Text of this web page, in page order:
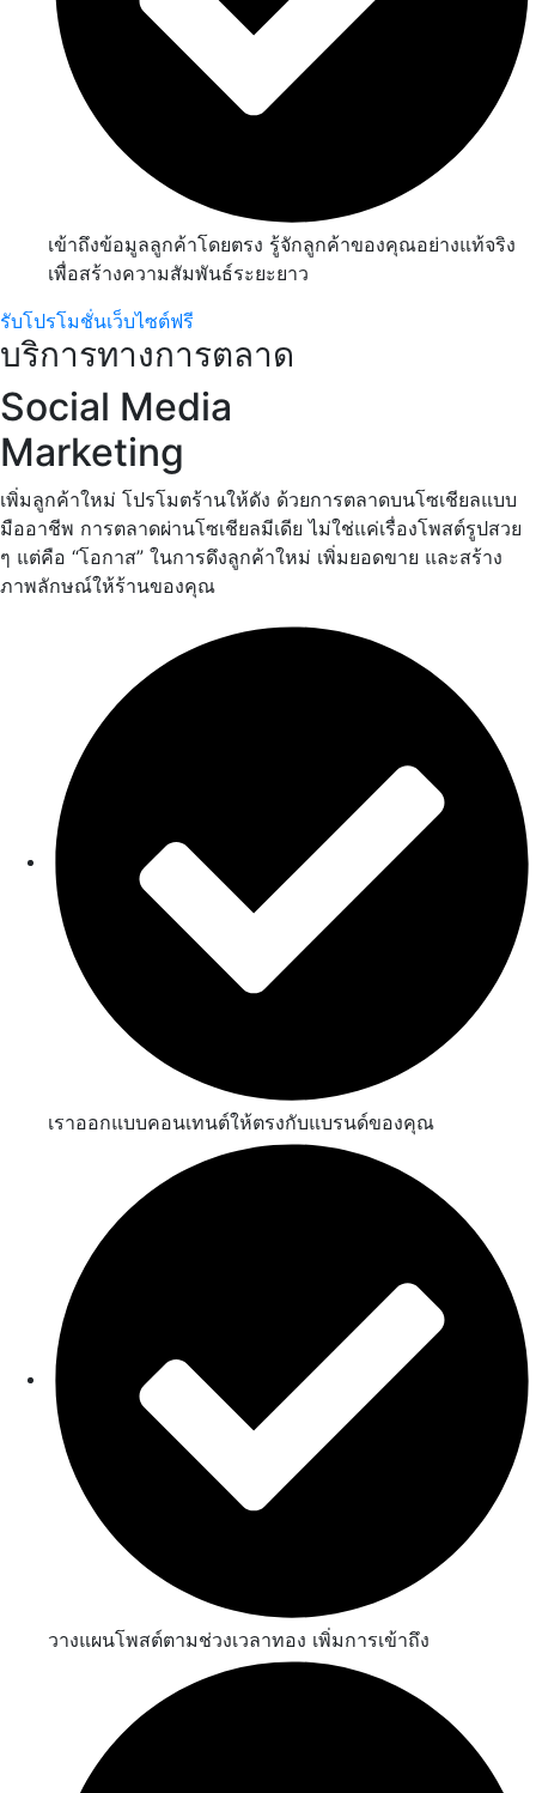
เข้าถึงข้อมูลลูกค้าโดยตรง รู้จักลูกค้าของคุณอย่างแท้จริง
เพื่อสร้างความสัมพันธ์ระยะยาว
รับโปรโมชั่นเว็บไซต์ฟรี
บริการทางการตลาด
Social Media
Marketing
เพิ่มลูกค้าใหม่ โปรโมตร้านให้ดัง ด้วยการตลาดบนโซเชียลแบบ
มืออาชีพ การตลาดผ่านโซเชียลมีเดีย ไม่ใช่แค่เรื่องโพสต์รูปสวย
ๆ แต่คือ “โอกาส” ในการดึงลูกค้าใหม่ เพิ่มยอดขาย และสร้าง
ภาพลักษณ์ให้ร้านของคุณ
เราออกแบบคอนเทนต์ให้ตรงกับแบรนด์ของคุณ
วางแผนโพสต์ตามช่วงเวลาทอง เพิ่มการเข้าถึง